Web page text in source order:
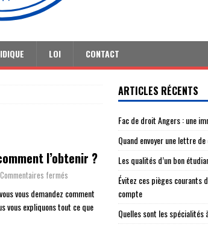
LOI CONTACT
l’obtenir ?
Commentaires fermés
vous demandez comment
vous expliquons tout ce que
ARTICLES RÉCENTS
Fac de droit Angers : une
Quand envoyer une lettre
Les qualités d’un bon
Évitez ces pièges courants
compte
Quelles sont les